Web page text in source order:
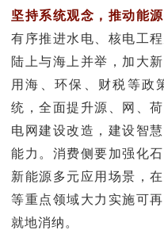
坚持系统观念，推动能
有序推进水电、核电工
陆上与海上并举，加大
用海、环保、财税等政
统，全面提升源、网、
电网建设改造，建设智
能力。消费侧要加强化
新能源多元应用场景，
等重点领域大力实施可
就地消纳。